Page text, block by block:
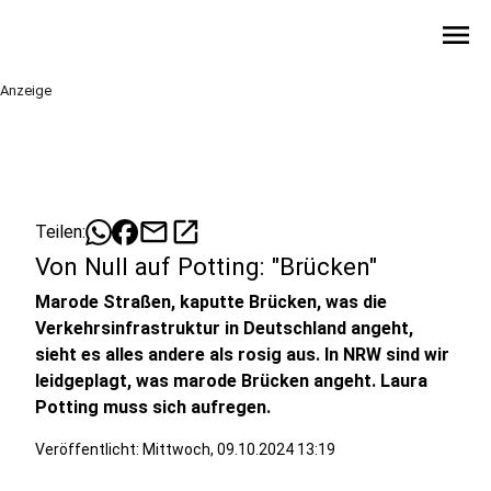
menu
Anzeige
Teilen: mailopen_in_new
Von Null auf Potting: "Brücken"
Marode Straßen, kaputte Brücken, was die
Verkehrsinfrastruktur in Deutschland angeht,
sieht es alles andere als rosig aus. In NRW sind wir
leidgeplagt, was marode Brücken angeht. Laura
Potting muss sich aufregen.
Veröffentlicht: Mittwoch, 09.10.2024 13:19